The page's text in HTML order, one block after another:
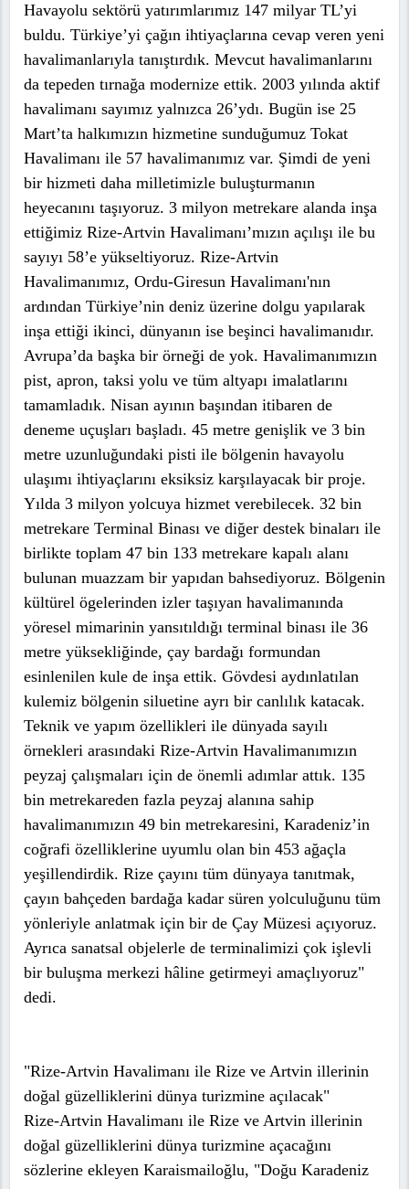
Havayolu sektörü yatırımlarımız 147 milyar TL’yi
buldu. Türkiye’yi çağın ihtiyaçlarına cevap veren yeni
havalimanlarıyla tanıştırdık. Mevcut havalimanlarını
da tepeden tırnağa modernize ettik. 2003 yılında aktif
havalimanı sayımız yalnızca 26’ydı. Bugün ise 25
Mart’ta halkımızın hizmetine sunduğumuz Tokat
Havalimanı ile 57 havalimanımız var. Şimdi de yeni
bir hizmeti daha milletimizle buluşturmanın
heyecanını taşıyoruz. 3 milyon metrekare alanda inşa
ettiğimiz Rize-Artvin Havalimanı’mızın açılışı ile bu
sayıyı 58’e yükseltiyoruz. Rize-Artvin
Havalimanımız, Ordu-Giresun Havalimanı'nın
ardından Türkiye’nin deniz üzerine dolgu yapılarak
inşa ettiği ikinci, dünyanın ise beşinci havalimanıdır.
Avrupa’da başka bir örneği de yok. Havalimanımızın
pist, apron, taksi yolu ve tüm altyapı imalatlarını
tamamladık. Nisan ayının başından itibaren de
deneme uçuşları başladı. 45 metre genişlik ve 3 bin
metre uzunluğundaki pisti ile bölgenin havayolu
ulaşımı ihtiyaçlarını eksiksiz karşılayacak bir proje.
Yılda 3 milyon yolcuya hizmet verebilecek. 32 bin
metrekare Terminal Binası ve diğer destek binaları ile
birlikte toplam 47 bin 133 metrekare kapalı alanı
bulunan muazzam bir yapıdan bahsediyoruz. Bölgenin
kültürel ögelerinden izler taşıyan havalimanında
yöresel mimarinin yansıtıldığı terminal binası ile 36
metre yüksekliğinde, çay bardağı formundan
esinlenilen kule de inşa ettik. Gövdesi aydınlatılan
kulemiz bölgenin siluetine ayrı bir canlılık katacak.
Teknik ve yapım özellikleri ile dünyada sayılı
örnekleri arasındaki Rize-Artvin Havalimanımızın
peyzaj çalışmaları için de önemli adımlar attık. 135
bin metrekareden fazla peyzaj alanına sahip
havalimanımızın 49 bin metrekaresini, Karadeniz’in
coğrafi özelliklerine uyumlu olan bin 453 ağaçla
yeşillendirdik. Rize çayını tüm dünyaya tanıtmak,
çayın bahçeden bardağa kadar süren yolculuğunu tüm
yönleriyle anlatmak için bir de Çay Müzesi açıyoruz.
Ayrıca sanatsal objelerle de terminalimizi çok işlevli
bir buluşma merkezi hâline getirmeyi amaçlıyoruz"
dedi.
"Rize-Artvin Havalimanı ile Rize ve Artvin illerinin
doğal güzelliklerini dünya turizmine açılacak"
Rize-Artvin Havalimanı ile Rize ve Artvin illerinin
doğal güzelliklerini dünya turizmine açacağını
sözlerine ekleyen Karaismailoğlu, "Doğu Karadeniz